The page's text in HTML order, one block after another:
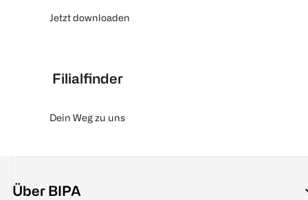
Jetzt downloaden
Filialfinder
Dein Weg zu uns
Über BIPA